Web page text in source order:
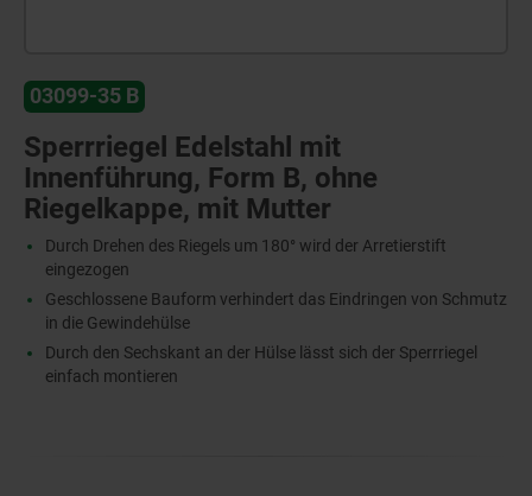
03099-35 B
Sperrriegel Edelstahl mit
Innenführung, Form B, ohne
Riegelkappe, mit Mutter
Durch Drehen des Riegels um 180° wird der Arretierstift
eingezogen
Geschlossene Bauform verhindert das Eindringen von Schmutz
in die Gewindehülse
Durch den Sechskant an der Hülse lässt sich der Sperrriegel
einfach montieren